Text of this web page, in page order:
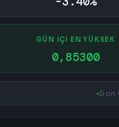
GÜN İÇİ EN YÜKSEK
0,85300
Son